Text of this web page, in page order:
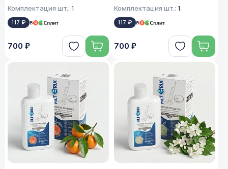
Комплектация шт.: 1
117 ₽ в
700 ₽
Комплектация шт.: 1
117 ₽ в
700 ₽